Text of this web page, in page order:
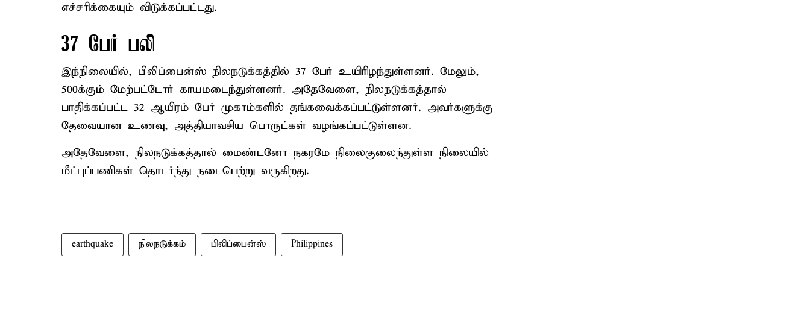
எச்சரிக்கையும் விடுக்கப்பட்டது.
37 பேர் பலி
இந்நிலையில், பிலிப்பைன்ஸ் நிலநடுக்கத்தில் 37 பேர் உயிரிழந்துள்ளனர். மேலும்,
500க்கும் மேற்பட்டோர் காயமடைந்துள்ளனர். அதேவேளை, நிலநடுக்கத்தால்
பாதிக்கப்பட்ட 32 ஆயிரம் பேர் முகாம்களில் தங்கவைக்கப்பட்டுள்ளனர். அவர்களுக்கு
தேவையான உணவு, அத்தியாவசிய பொருட்கள் வழங்கப்பட்டுள்ளன.
அதேவேளை, நிலநடுக்கத்தால் மைண்டனோ நகரமே நிலைகுலைந்துள்ள நிலையில்
மீட்புப்பணிகள் தொடர்ந்து நடைபெற்று வருகிறது.
earthquake நிலநடுக்கம் பிலிப்பைன்ஸ் Philippines